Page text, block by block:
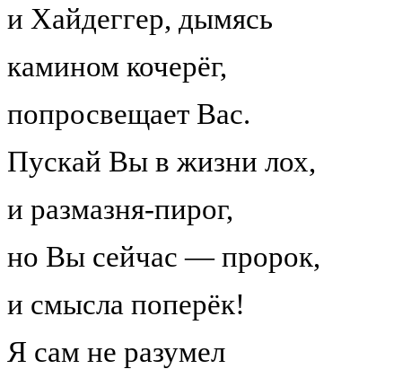
и Хайдеггер, дымясь
камином кочерёг,
попросвещает Вас.
Пускай Вы в жизни лох,
и размазня-пирог,
но Вы сейчас — пророк,
и смысла поперёк!
Я сам не разумел